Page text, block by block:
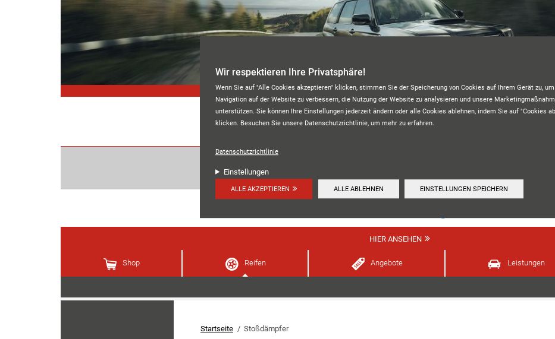
Wir respektieren Ihre Privatsphäre!
Wenn Sie auf "Alle Cookies akzeptieren" klicken, stimmen Sie der Speicherung von Cookies auf Ihrem Gerät zu,
Navigation auf der Website zu verbessern, die Nutzung der Website zu analysieren und unsere
unterstützen. Sie können Ihre Einstellungen jederzeit ändern oder alle Cookies ablehnen, indem Sie auf "Cookies
klicken. Besuchen Sie unsere Datenschutzrichtlinie, um mehr zu erfahren.
Datenschutzrichtlinie
Einstellungen
ALLE AKZEPTIEREN ALLE ABLEHNEN EINSTELLUNGEN SPEICHERN
Unsere Kundenbewertungen:
HIER ANSEHEN
Shop Reifen Angebote Leistungen
Startseite Stoßdämpfer